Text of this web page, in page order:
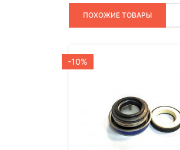
ПОХОЖИЕ ТОВАРЫ
-10%